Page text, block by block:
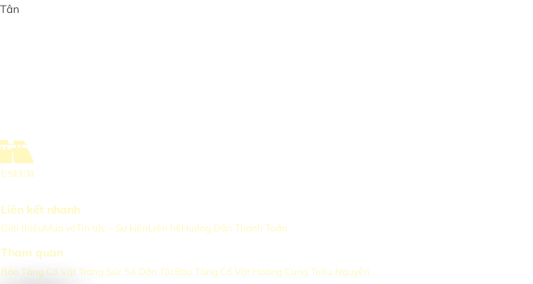
Liên kết nhanh
Giới thiệuMua véTin tức – Sự kiệnLiên hệHướng Dẫn Thanh Toán
Tham quan
Bảo Tàng Cổ Vật Trang Sức 54 Dân TộcBảo Tàng Cổ Vật Hoàng Cung Triều Nguyễn